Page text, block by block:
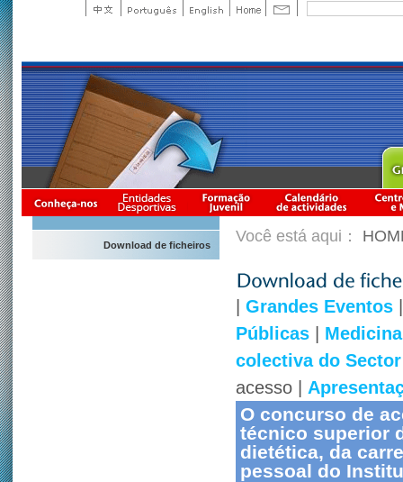
Download de ficheiros Você está aqui：
Grandes Eventos
Públicas
colectiva do
acesso
O concurso de
técnico superior
dietética, da
pessoal do